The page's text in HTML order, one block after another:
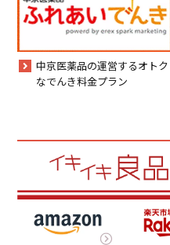
中京医薬品の運営するオトク
なでんき料金プラン